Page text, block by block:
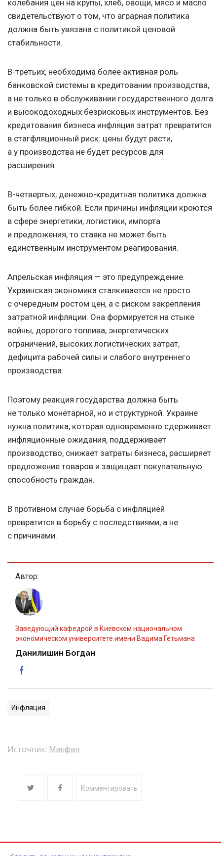
колебания цен на крупы, хлеб, овощи, мясо и масло
свидетельствуют о том, что аграрная политика
должна быть увязана с политикой ценовой
стабильности.
В-третьих, необходима более активная роль
банковской системы в кредитовании производства,
а не только в обслуживании государственного долга
и высокодоходных безрисковых инструментов. Без
кредитования бизнеса инфляция затрат превратится
в стагфляционный риск: цены будут расти,
а у производства не будет ресурсов для
расширения.
В-четвертых, денежно-кредитная политика должна
быть более гибкой. Если причины инфляции кроются
в сфере энергетики, логистики, импорта
и предложения, то ставка не может быть
единственным инструментом реагирования.
Апрельская инфляция — это предупреждение.
Украинская экономика сталкивается не просто
с очередным ростом цен, а с риском закрепления
затратной инфляции. Она формируется на стыке
войны, дорогого топлива, энергетических
ограничений, высоких логистических затрат,
дефицита рабочей силы и слабого внутреннего
производства.
Поэтому реакция государства должна быть
не только монетарной, но и структурной. Украине
нужна политика, которая одновременно сдерживает
инфляционные ожидания, поддерживает
производство, снижает затраты бизнеса, расширяет
предложение товаров и защищает покупательную
способность граждан.
В противном случае борьба с инфляцией
превратится в борьбу с последствиями, а не
с причинами.
Автор:
Заведующий кафедрой в Киевском национальном
экономическом университете имени Вадима Гетьмана
Данилишин Богдан
Инфляция
Источник: Минфин
Комментировать